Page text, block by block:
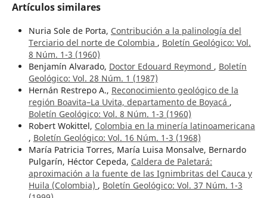
Artículos similares
Nuria Sole de Porta, Contribución a la palinología del
Terciario del norte de Colombia , Boletín Geológico: Vol.
8 Núm. 1-3 (1960)
Benjamín Alvarado, Doctor Edouard Reymond , Boletín
Geológico: Vol. 28 Núm. 1 (1987)
Hernán Restrepo A., Reconocimiento geológico de la
región Boavita–La Uvita, departamento de Boyacá ,
Boletín Geológico: Vol. 8 Núm. 1-3 (1960)
Robert Wokittel, Colombia en la minería latinoamericana
, Boletín Geológico: Vol. 16 Núm. 1-3 (1968)
María Patricia Torres, María Luisa Monsalve, Bernardo
Pulgarín, Héctor Cepeda, Caldera de Paletará:
aproximación a la fuente de las Ignimbritas del Cauca y
Huila (Colombia) , Boletín Geológico: Vol. 37 Núm. 1-3